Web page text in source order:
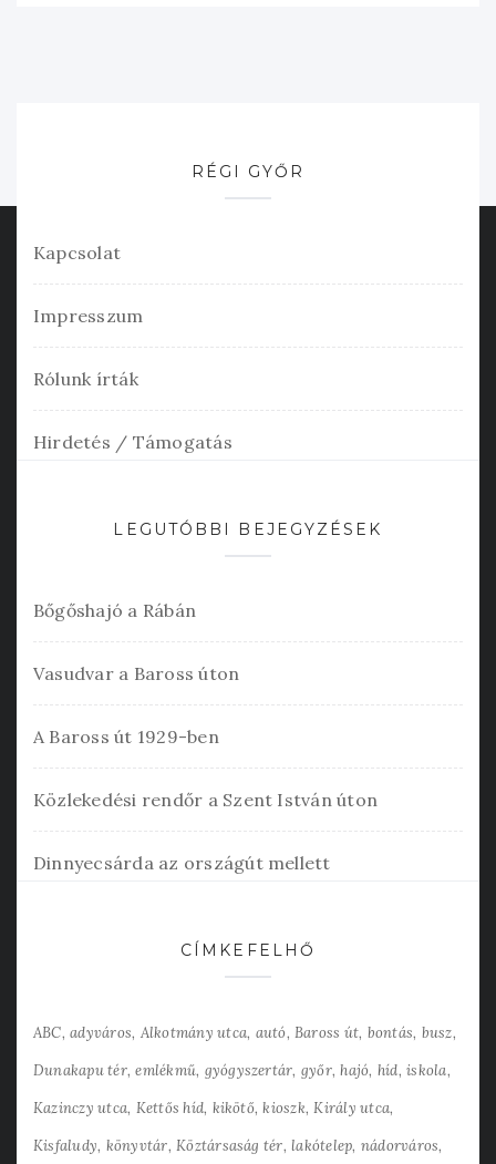
RÉGI GYŐR
Kapcsolat
Impresszum
Rólunk írták
Hirdetés / Támogatás
LEGUTÓBBI BEJEGYZÉSEK
Bőgőshajó a Rábán
Vasudvar a Baross úton
A Baross út 1929-ben
Közlekedési rendőr a Szent István úton
Dinnyecsárda az országút mellett
CÍMKEFELHŐ
ABC adyváros Alkotmány utca autó Baross út bontás busz
Dunakapu tér emlékmű gyógyszertár győr hajó híd iskola
Kazinczy utca Kettős híd kikötő kioszk Király utca
Kisfaludy könyvtár Köztársaság tér lakótelep nádorváros